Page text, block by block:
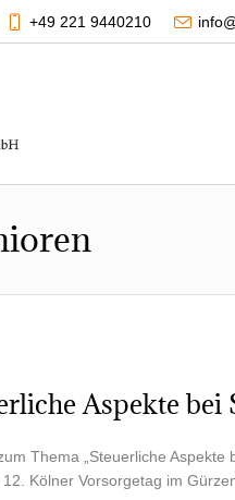
+49 221 9440210
Aspek­te
The­ma „Steu­er­li­che Aspek­te
Köl­ner Vor­sor­ge­tag im